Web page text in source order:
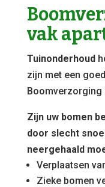
vak
Tuinonderhoud
zijn met een
Boomverzorging
Zijn uw bomen
door slecht
neergehaald
Verplaatsen
Zieke bomen